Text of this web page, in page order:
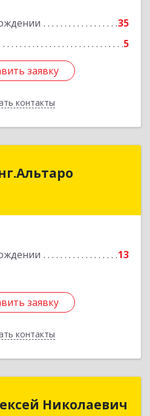
35
5
заявку
контакты
Подробнее
заявку
Назад
13
заявку
контакты
Нелидово г, Матросова
заявку
Назад
Николаевич
Николаевич